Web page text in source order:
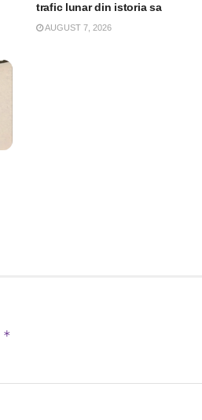
trafic lunar din istoria sa
AUGUST 7, 2026
*